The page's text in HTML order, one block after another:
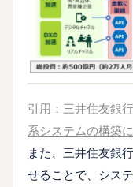
引用：三井住友銀
系システムの構築
また、三井住友銀
せることで、シス